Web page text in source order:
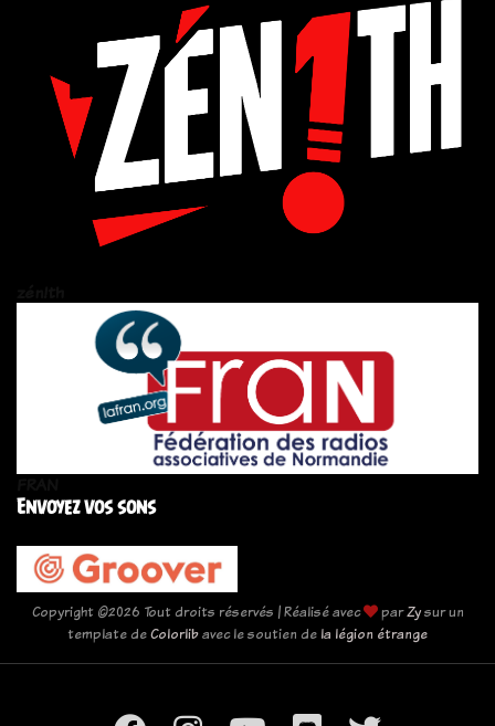
Envoyez vos sons
Copyright ©2026 Tout droits réservés | Réalisé avec parZysur un
template deColorlibavec le soutien de la légion étrange